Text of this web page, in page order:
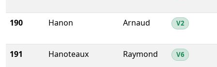
190 Hanon Arnaud V2
191 Hanoteaux Raymond V6